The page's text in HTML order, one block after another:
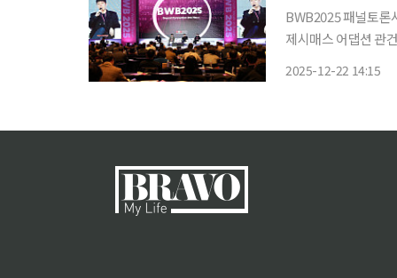
BWB2025 패널토론
제시매스 어댑션 관건은
2025-12-22 14:15